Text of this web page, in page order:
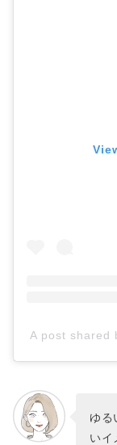
A post shared by
ゆる
いイ